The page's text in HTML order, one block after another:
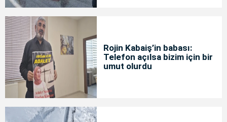
Rojin Kabaiş’in babası:
Telefon açılsa bizim için bir
umut olurdu